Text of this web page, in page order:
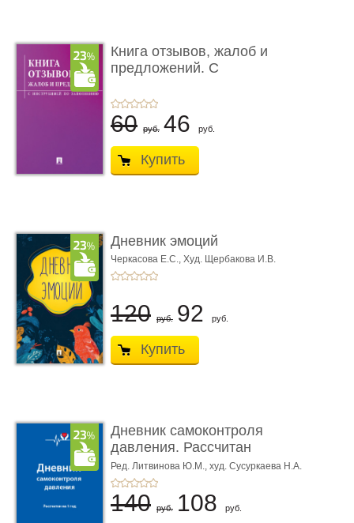
Книга отзывов, жалоб и
предложений. С
60 руб. 46 руб.
Купить
Дневник эмоций
Черкасова Е.С., Худ. Щербакова И.В.
120 руб. 92 руб.
Купить
Дневник самоконтроля
давления. Рассчитан
на 1 � ...
Ред. Литвинова Ю.М., худ. Сусуркаева Н.А.
140 руб. 108 руб.